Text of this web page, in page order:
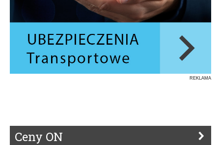
REKLAMA
Ceny ON